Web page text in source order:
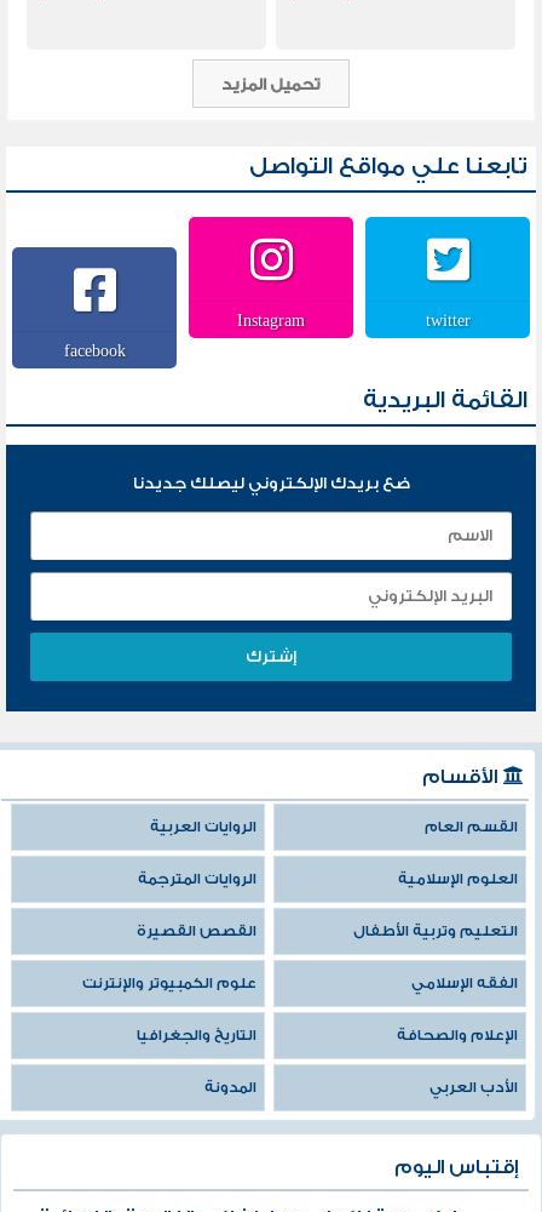
تحميل المزيد
تابعنا علي مواقع التواصل
twitter
Instagram
facebook
القائمة البريدية
ضع بريدك الإلكتروني ليصلك جديدنا
الأقسام
القسم العام الروايات العربية
العلوم الإسلامية الروايات المترجمة
التعليم وتربية الأطفال القصص القصيرة
الفقه الإسلامي علوم الكمبيوتر والإنترنت
الإعلام والصحافة التاريخ والجغرافيا
الأدب العربي المدونة
إقتباس اليوم